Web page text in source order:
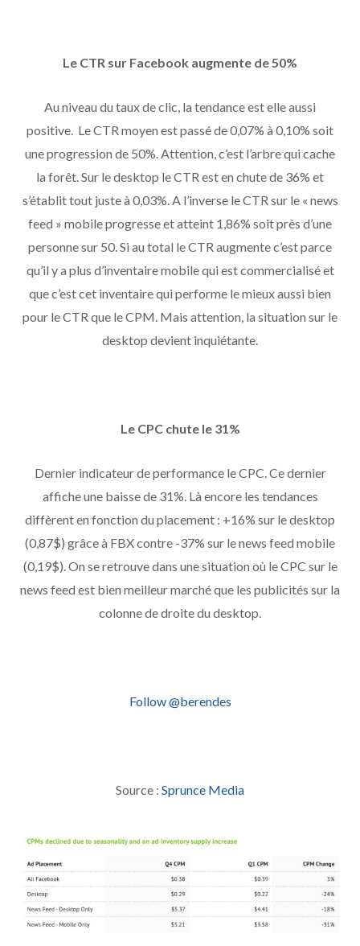
Le CTR sur Facebook augmente de 50%
Au niveau du taux de clic, la tendance est elle aussi
positive. Le CTR moyen est passé de 0,07% à 0,10% soit
une progression de 50%. Attention, c’est l’arbre qui cache
la forêt. Sur le desktop le CTR est en chute de 36% et
s’établit tout juste à 0,03%. A l’inverse le CTR sur le « news
feed » mobile progresse et atteint 1,86% soit près d’une
personne sur 50. Si au total le CTR augmente c’est parce
qu’il y a plus d’inventaire mobile qui est commercialisé et
que c’est cet inventaire qui performe le mieux aussi bien
pour le CTR que le CPM. Mais attention, la situation sur le
desktop devient inquiétante.
Le CPC chute le 31%
Dernier indicateur de performance le CPC. Ce dernier
affiche une baisse de 31%. Là encore les tendances
diffèrent en fonction du placement : +16% sur le desktop
(0,87$) grâce à FBX contre -37% sur le news feed mobile
(0,19$). On se retrouve dans une situation où le CPC sur le
news feed est bien meilleur marché que les publicités sur la
colonne de droite du desktop.
Follow @berendes
Source : Sprunce Media